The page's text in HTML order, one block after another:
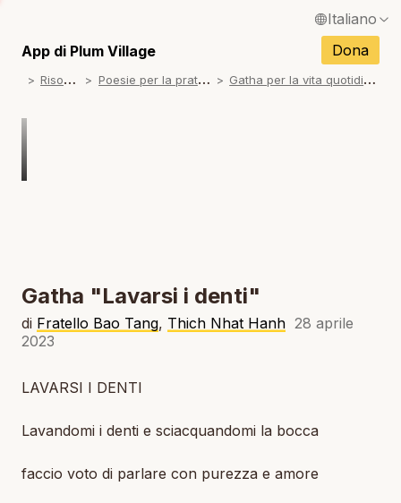
Italiano
Français / Francese
App di Plum Village
Dona
R
isorse P
oesie per la pratica G
atha per la vita quotidiana
Gatha "Lavarsi i denti"
di Fratello Bao Tang, Thich Nhat Hanh 28 aprile
2023
LAVARSI I DENTI
Lavandomi i denti e sciacquandomi la bocca
faccio voto di parlare con purezza e amore